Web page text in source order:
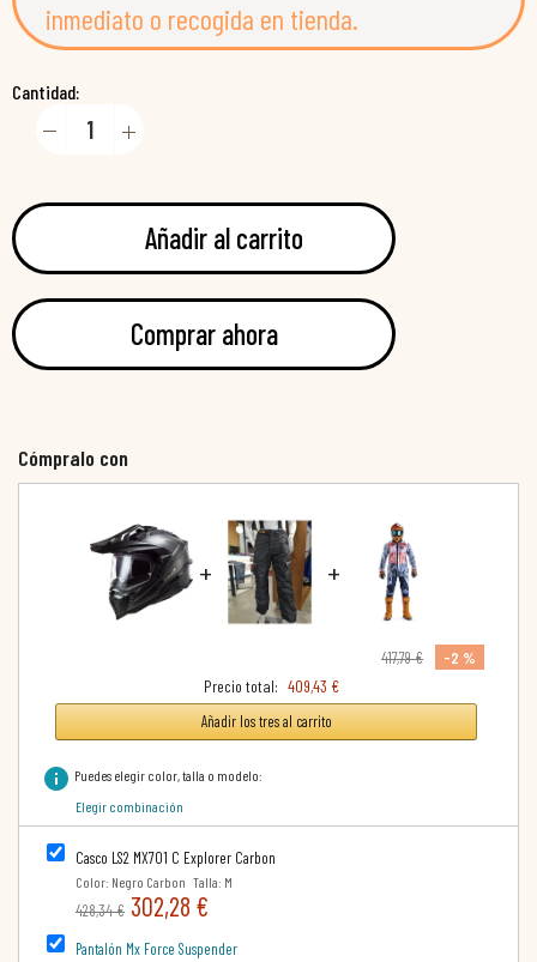
inmediato o recogida en tienda.
Cantidad:
Añadir al carrito
Comprar ahora
Cómpralo con
+ +
417,79 €
-2 %
Precio total: 409,43 €
Añadir los tres al carrito
info Puedes elegir color, talla o modelo:
Elegir combinación
Casco LS2 MX701 C Explorer Carbon
Color: Negro Carbon Talla: M
428,34 € 302,28 €
Pantalón Mx Force Suspender